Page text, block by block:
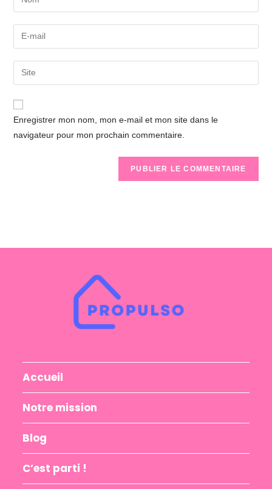
your
name
comment
Enter
your
email
address
comment
Enter
your
website
Enregistrer mon nom, mon e-mail et mon site dans le
navigateur pour mon prochain commentaire.
Accueil
Notre mission
Blog
C’est parti !